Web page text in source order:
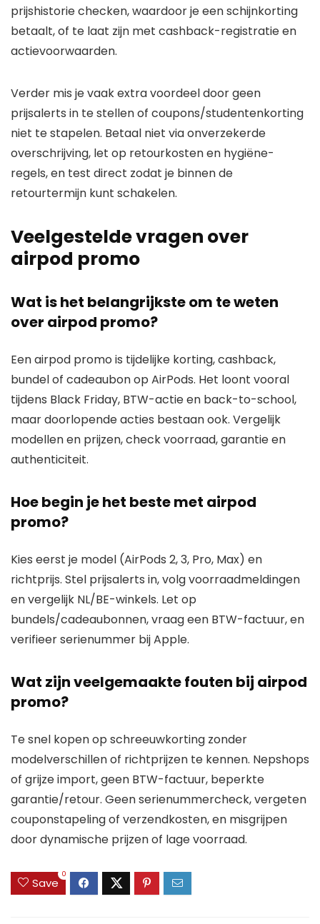
prijshistorie checken, waardoor je een schijnkorting
betaalt, of te laat zijn met cashback-registratie en
actievoorwaarden.
Verder mis je vaak extra voordeel door geen
prijsalerts in te stellen of coupons/studentenkorting
niet te stapelen. Betaal niet via onverzekerde
overschrijving, let op retourkosten en hygiëne-
regels, en test direct zodat je binnen de
retourtermijn kunt schakelen.
Veelgestelde vragen over
airpod promo
Wat is het belangrijkste om te weten
over airpod promo?
Een airpod promo is tijdelijke korting, cashback,
bundel of cadeaubon op AirPods. Het loont vooral
tijdens Black Friday, BTW-actie en back-to-school,
maar doorlopende acties bestaan ook. Vergelijk
modellen en prijzen, check voorraad, garantie en
authenticiteit.
Hoe begin je het beste met airpod
promo?
Kies eerst je model (AirPods 2, 3, Pro, Max) en
richtprijs. Stel prijsalerts in, volg voorraadmeldingen
en vergelijk NL/BE-winkels. Let op
bundels/cadeaubonnen, vraag een BTW-factuur, en
verifieer serienummer bij Apple.
Wat zijn veelgemaakte fouten bij airpod
promo?
Te snel kopen op schreeuwkorting zonder
modelverschillen of richtprijzen te kennen. Nepshops
of grijze import, geen BTW-factuur, beperkte
garantie/retour. Geen serienummercheck, vergeten
couponstapeling of verzendkosten, en misgrijpen
door dynamische prijzen of lage voorraad.
Save
0